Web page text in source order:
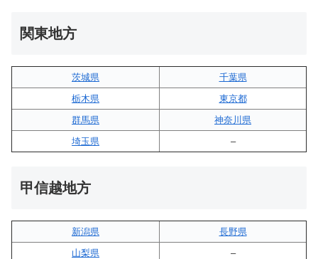
関東地方
茨城県
千葉県
栃木県
東京都
群馬県
神奈川県
埼玉県
–
甲信越地方
新潟県
長野県
山梨県
–